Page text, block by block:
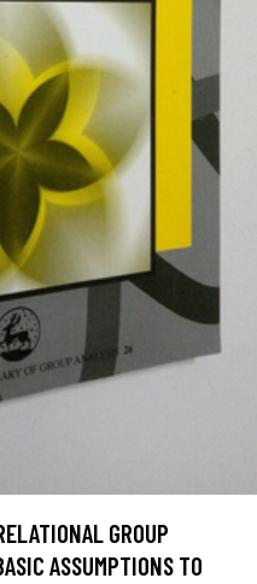
GROUP
ASSUMPTIONS TO